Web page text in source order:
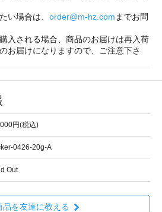
い場合は、 order@m-hz.comまでお問
入される場合、商品のお届けは再入荷
お届けになりますので、ご注意下さ
円(税込)
0426-20g-A
Out
品を友達に教える